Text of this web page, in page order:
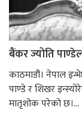
बैंकर ज्योति
काठमाडौं। नेपाल
पाण्डे र शिखर
मातृशोक परेको छ।...